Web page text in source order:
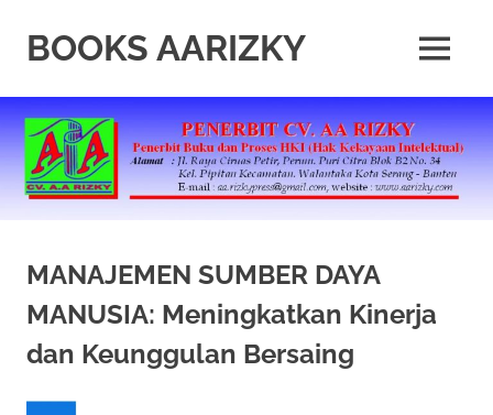
contentBOOKS AARIZKY
Buku
Berkualitas
MENU
MANAJEMEN SUMBER DAYA
MANUSIA: Meningkatkan Kinerja
dan Keunggulan Bersaing